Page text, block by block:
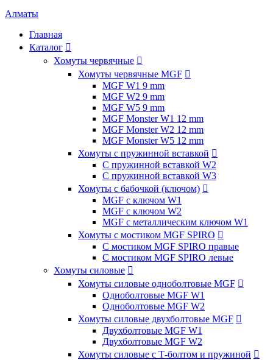
Алматы
Главная
Каталог 
Хомуты червячные 
Хомуты червячные MGF 
MGF W1 9 mm
MGF W2 9 mm
MGF W5 9 mm
MGF Monster W1 12 mm
MGF Monster W2 12 mm
MGF Monster W5 12 mm
Хомуты с пружинной вставкой 
С пружинной вставкой W2
С пружинной вставкой W3
Хомуты с бабочкой (ключом) 
MGF с ключом W1
MGF с ключом W2
MGF с металлическим ключом W1
Хомуты с мостиком MGF SPIRO 
С мостиком MGF SPIRO правые
С мостиком MGF SPIRO левые
Хомуты силовые 
Хомуты силовые одноболтовые MGF 
Одноболтовые MGF W1
Одноболтовые MGF W2
Хомуты силовые двухболтовые MGF 
Двухболтовые MGF W1
Двухболтовые MGF W2
Хомуты силовые с Т-болтом и пружиной 